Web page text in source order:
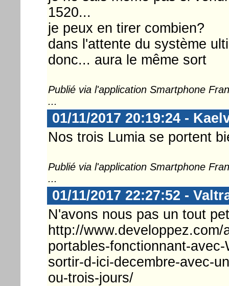
1520...
je peux en tirer combien?
dans l'attente du système
donc... aura le même sort
Publié via l'application Smartphone
...
01/11/2017 20:19:24 -
Nos trois Lumia se portent
Publié via l'application Smartphone
...
01/11/2017 22:27:52 -
N'avons nous pas un tout
http://
portables-fonctionnant-
sortir-d-ici-decembre-avec-
ou-trois-jours/